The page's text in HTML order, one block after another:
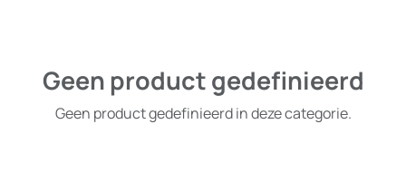
Geen product gedefinieerd
Geen product gedefinieerd in deze categorie.